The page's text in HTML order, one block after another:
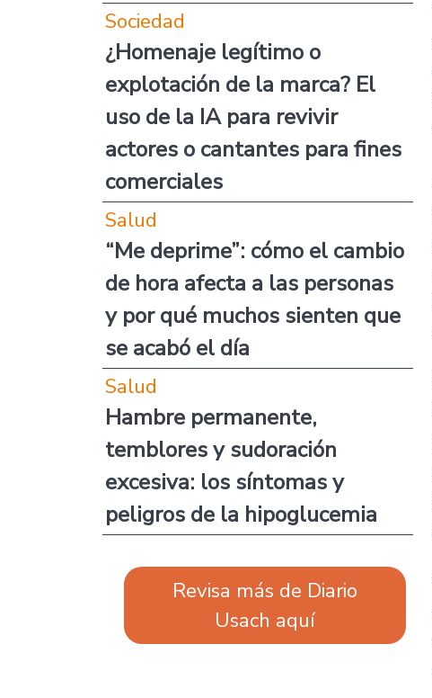
Sociedad
¿Homenaje legítimo o
explotación de la marca? El
uso de la IA para revivir
actores o cantantes para fines
comerciales
Salud
“Me deprime”: cómo el cambio
de hora afecta a las personas
y por qué muchos sienten que
se acabó el día
Salud
Hambre permanente,
temblores y sudoración
excesiva: los síntomas y
peligros de la hipoglucemia
Revisa más de Diario
Usach aquí